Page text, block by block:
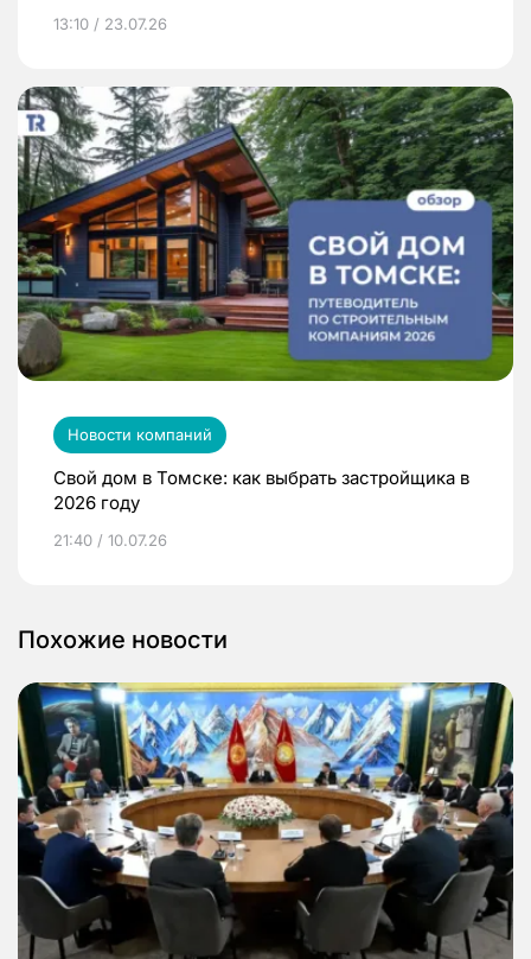
13:10 / 23.07.26
Новости компаний
Свой дом в Томске: как выбрать застройщика в
2026 году
21:40 / 10.07.26
Похожие новости